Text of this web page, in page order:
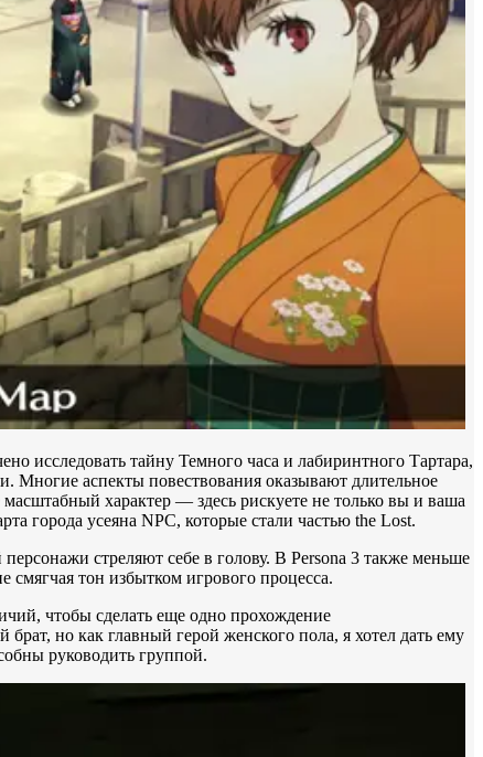
исследовать тайну Темного часа и лабиринтного Тартара,
Многие аспекты повествования оказывают длительное
характер — здесь рискуете не только вы и ваша
города усеяна NPC, которые стали частью the Lost.
стреляют себе в голову. В Persona 3 также меньше
смягчая тон избытком игрового процесса.
чтобы сделать еще одно прохождение
но как главный герой женского пола, я хотел дать ему
руководить группой.